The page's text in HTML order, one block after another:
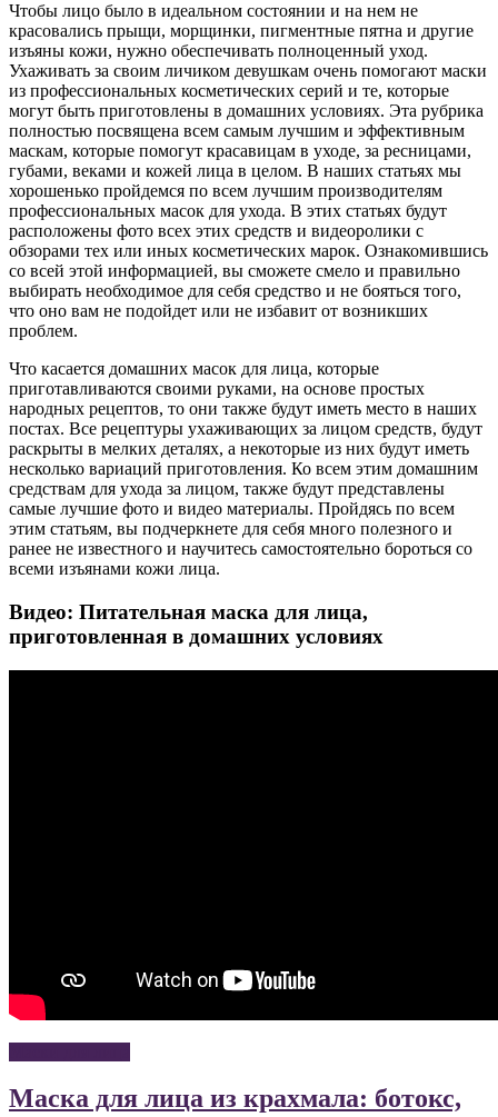
Чтобы лицо было в идеальном состоянии и на нем не
красовались прыщи, морщинки, пигментные пятна и другие
изъяны кожи, нужно обеспечивать полноценный уход.
Ухаживать за своим личиком девушкам очень помогают маски
из профессиональных косметических серий и те, которые
могут быть приготовлены в домашних условиях. Эта рубрика
полностью посвящена всем самым лучшим и эффективным
маскам, которые помогут красавицам в уходе, за ресницами,
губами, веками и кожей лица в целом. В наших статьях мы
хорошенько пройдемся по всем лучшим производителям
профессиональных масок для ухода. В этих статьях будут
расположены фото всех этих средств и видеоролики с
обзорами тех или иных косметических марок. Ознакомившись
со всей этой информацией, вы сможете смело и правильно
выбирать необходимое для себя средство и не бояться того,
что оно вам не подойдет или не избавит от возникших
проблем.
Что касается домашних масок для лица, которые
приготавливаются своими руками, на основе простых
народных рецептов, то они также будут иметь место в наших
постах. Все рецептуры ухаживающих за лицом средств, будут
раскрыты в мелких деталях, а некоторые из них будут иметь
несколько вариаций приготовления. Ко всем этим домашним
средствам для ухода за лицом, также будут представлены
самые лучшие фото и видео материалы. Пройдясь по всем
этим статьям, вы подчеркнете для себя много полезного и
ранее не известного и научитесь самостоятельно бороться со
всеми изъянами кожи лица.
Видео: Питательная маска для лица,
приготовленная в домашних условиях
Маска для лица из крахмала: ботокс,